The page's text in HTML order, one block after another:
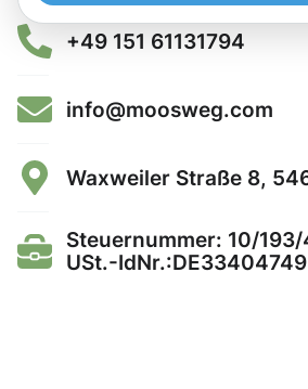
+49 151 61131794
info@moosweg.com
Waxweiler Straße 8,
Steuernummer: 10/193/
USt.-